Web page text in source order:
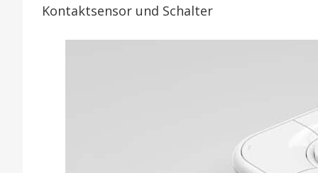
Kontaktsensor und Schalter